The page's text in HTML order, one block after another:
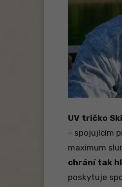
UV tričko
– spojujícím
maximum
chrání tak
poskytuje